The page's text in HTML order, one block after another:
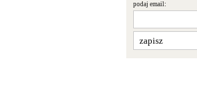
podaj email: